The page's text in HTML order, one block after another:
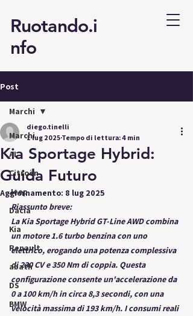
Ruotando.i
nfo
Post
Marchi
AI
Citroën
Jeep
Dacia
Kia
Renault
abath
DS
BMW
Marchi
Kia Sportage Hybrid:
Guida Futuro
diego.tinelli
1 lug 2025Tempo di lettura: 4 min
Aggiornamento: 8 lug 2025
Riassunto breve:
La Kia Sportage Hybrid GT-Line AWD combina
un motore 1.6 turbo benzina con uno
elettrico, erogando una potenza complessiva
di 230 CV e 350 Nm di coppia. Questa
configurazione consente un'accelerazione da
0 a 100 km/h in circa 8,3 secondi, con una
velocità massima di 193 km/h. I consumi reali